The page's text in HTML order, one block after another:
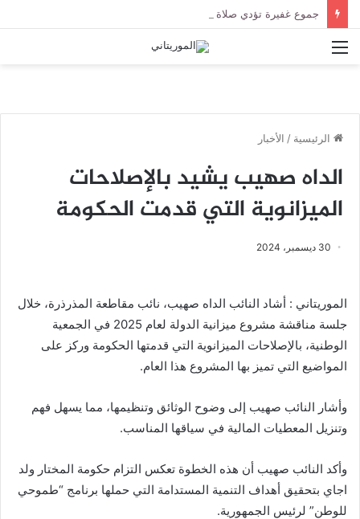
القائمة
الرئيسية / الأخبار
الداه صهيب يشيد بالإصلاحات
الميزانوية التي قدمت الحكومة
30 ديسمبر، 2024
الموريتاني : أشاد النائب الداه صهيب، نائب مقاطعة المذرذرة، خلال
جلسة مناقشة مشروع ميزانية الدولة لعام 2025 في الجمعية
الوطنية، بالإصلاحات الميزانوية التي قدمتها الحكومة وركز على
المواضيع التي تميز بها المشروع هذا العام.
وأشار النائب صهيب إلى وضوح الوثائق وتنظيمها، مما يسهل فهم
وتنزيل المعطيات المالية في سياقها المناسب.
وأكد النائب صهيب أن هذه الخطوة تعكس التزام حكومة المختار ولد
اجاي بتحقيق أهداف التنمية المستدامة التي حملها برنامج “طموحي
للوطن” لرئيس الجمهورية.